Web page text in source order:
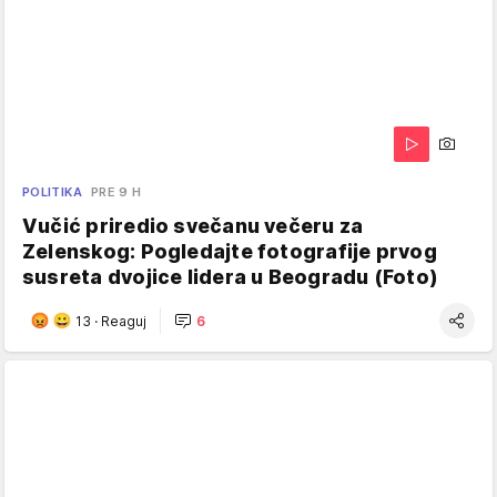
POLITIKA PRE 9 H
Vučić priredio svečanu večeru za
Zelenskog: Pogledajte fotografije prvog
susreta dvojice lidera u Beogradu (Foto)
13 · Reaguj 6